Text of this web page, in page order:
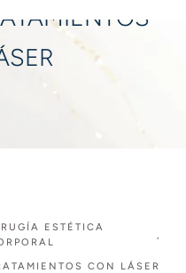
ESTÉTICA
CON LÁSER